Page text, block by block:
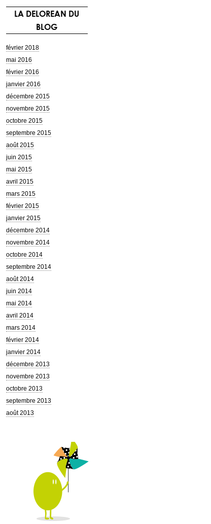
r
e
r
:
LA DELOREAN DU
BLOG
février 2018
mai 2016
février 2016
janvier 2016
décembre 2015
novembre 2015
octobre 2015
septembre 2015
août 2015
juin 2015
mai 2015
avril 2015
mars 2015
février 2015
janvier 2015
décembre 2014
novembre 2014
octobre 2014
septembre 2014
août 2014
juin 2014
mai 2014
avril 2014
mars 2014
février 2014
janvier 2014
décembre 2013
novembre 2013
octobre 2013
septembre 2013
août 2013